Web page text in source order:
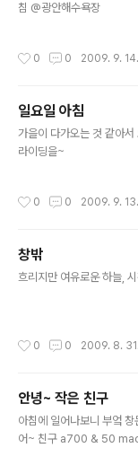
침 @광안해수욕장
0 0 2009. 9. 14.
일요일 아침
가을이 다가오는 것 같아
라이딩을~
0 0 2009. 9. 13.
창밖
흐리지만 여유로운 하늘,
0 0 2009. 8. 31.
안녕~ 작은 친구
아침에 일어나보니 부엌
어~ 친구 a700 & 50